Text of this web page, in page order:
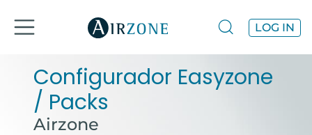
LOG IN
Configurador Easyzone
/ Packs
Airzone